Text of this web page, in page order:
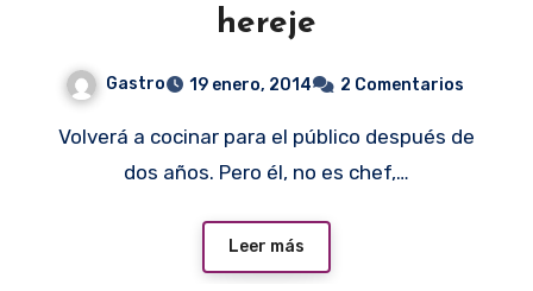
hereje
Gastro 19 enero, 2014 2 Comentarios
Volverá a cocinar para el público después de
dos años. Pero él, no es chef,…
Leer más